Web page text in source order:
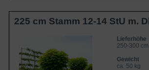
225 cm Stamm 12-14 StU m.
Lieferhöhe
250-300 cm
Gewicht
ca. 50 kg